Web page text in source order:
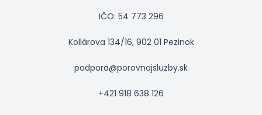
IČO: 54 773 296
Kollárova 134/16, 902 01 Pezinok
podpora@porovnajsluzby.sk
+421 918 638 126